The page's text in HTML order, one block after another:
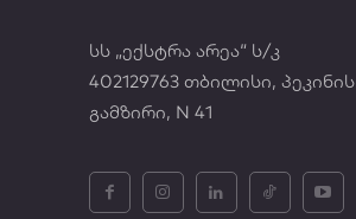
სს „ექსტრა არეა“ ს/კ
402129763 თბილისი, პეკინის
გამზირი, N 41